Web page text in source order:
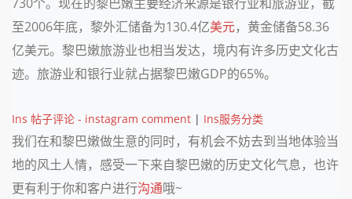
至2006年底，黎外汇储备为130.4亿美元， 黄金储备58.36
亿美元。黎巴嫩旅游业也相当发达，境内有许多历史文化古
迹。旅游业和银行业就占据黎巴嫩GDP的65%。
Ins 帖子评论 - instagram comment | Ins服务分类
我们在和黎巴嫩做生意的同时，有机会不妨去到当地体验当
地的风土人情，感受一下来自黎巴嫩的历史文化气息，也许
更有利于你和客户进行沟通哦~